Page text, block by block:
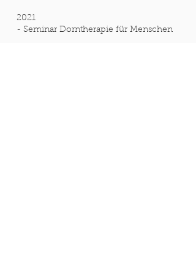
2021
- Seminar Dorntherapie für Menschen